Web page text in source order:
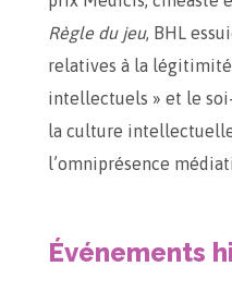
Règle du jeu, BHL
relatives à la légitimité
intellectuels » et le
la culture
l’omniprésence
Événements